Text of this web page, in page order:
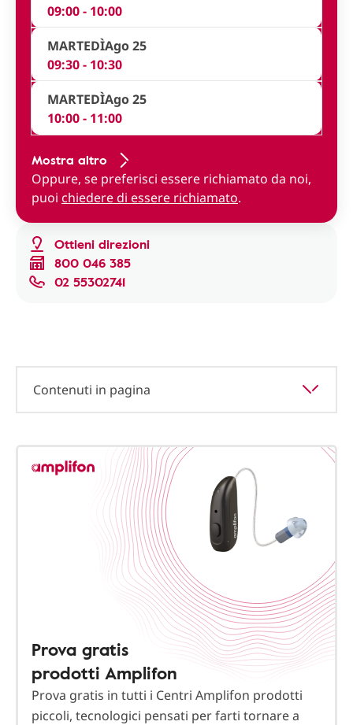
Ottieni direzioni
800 046 385
02 55302741
09:00 - 10:00
MARTEDÌAgo 25
09:30 - 10:30
MARTEDÌAgo 25
10:00 - 11:00
Mostra altro
Oppure, se preferisci essere richiamato da noi,
puoi chiedere di essere richiamato.
Contenuti in pagina
Prova gratis
prodotti Amplifon
Prova gratis in tutti i Centri Amplifon prodotti
piccoli, tecnologici pensati per farti tornare a